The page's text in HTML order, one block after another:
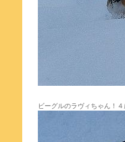
ビーグルのラヴィちゃん！